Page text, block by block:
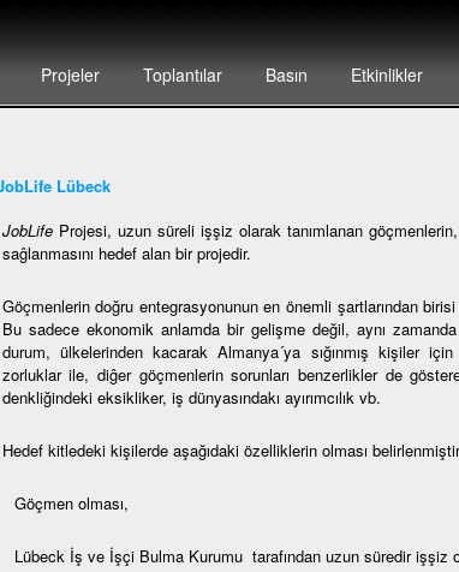
Projeler Toplantılar Basın Etkinlikler
Lübeck
JobLifeProjesi, uzun süreli işşiz olarak tanımlanan
saĝlanmasını hedef alan bir projedir.
Göçmenlerin doğru entegrasyonunun en önemli şartlarından
Bu sadece ekonomik anlamda bir gelişme değil, aynı
durum, ülkelerinden kacarak Almanya´ya sığınmış kişiler
zorluklar ile, diĝer göçmenlerin sorunları benzerlikler de
denkliğindeki eksikliker, iş dünyasındakı ayırımcılık vb.
Hedef kitledeki kişilerde aşağıdaki özelliklerin olması
Göçmen olması,
Lübeck İş ve İşçi Bulma Kurumu tarafından uzun süredir işşiz